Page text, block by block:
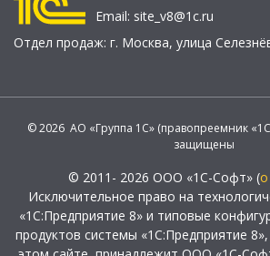
Email: site_v8@1c.ru
Отдел продаж: г. Москва, улица
© 2026 АО «Группа 1С» (правопреемник
защищены
© 2011- 2026 ООО «1С-Софт» (
Исключительное право на
«1С:Предприятие 8» и типовые
продуктов системы «1С:Предприятие